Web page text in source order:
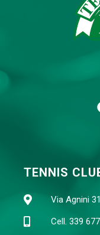
TENNIS
Via Agnini
Cell. 339